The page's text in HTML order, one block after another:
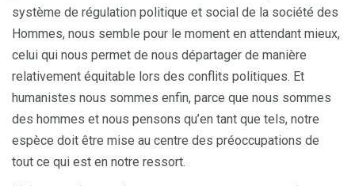
système de régulation politique et social de la société des
Hommes, nous semble pour le moment en attendant mieux,
celui qui nous permet de nous départager de manière
relativement équitable lors des conflits politiques. Et
humanistes nous sommes enfin, parce que nous sommes
des hommes et nous pensons qu’en tant que tels, notre
espèce doit être mise au centre des préoccupations de
tout ce qui est en notre ressort.